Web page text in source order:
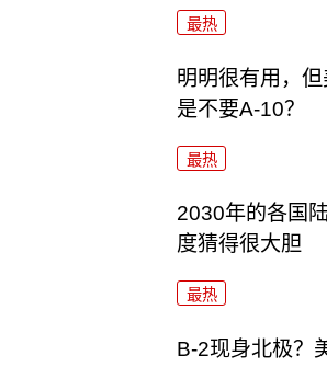
最热
明明很有用，
是不要A-10？
最热
2030年的各国
度猜得很大胆
最热
B-2现身北极？